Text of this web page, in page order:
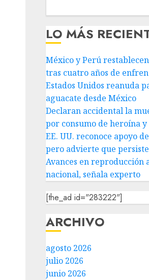
LO MÁS
México y Perú
tras cuatro años de
Estados Unidos reanuda
aguacate desde México
Declaran accidental la
por consumo de heroína y
EE. UU. reconoce apoyo
pero advierte que
Avances en reproducción
nacional, señala experto
[the_ad id="283222"]
ARCHIVO
agosto 2026
julio 2026
junio 2026